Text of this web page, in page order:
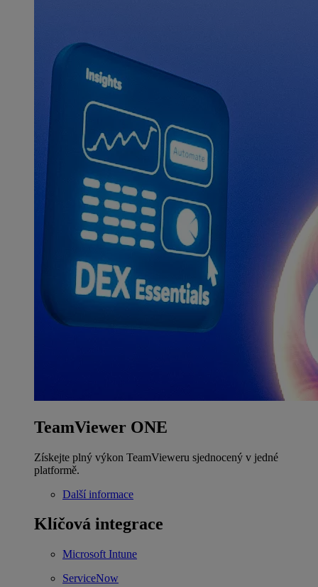
TeamViewer ONE
Získejte plný výkon TeamVieweru sjednocený v jedné
platformě.
Další informace
Klíčová integrace
Microsoft Intune
ServiceNow